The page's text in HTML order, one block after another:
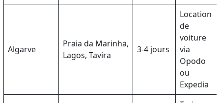
Algarve
Praia da Marinha,
Lagos, Tavira
3-4 jours
Location
de
voiture
via
Opodo
ou
Expedia